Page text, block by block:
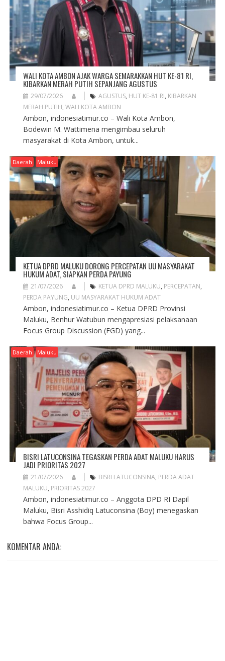
O
N
WALI KOTA AMBON AJAK WARGA SEMARAKKAN HUT KE-81 RI,
KIBARKAN MERAH PUTIH SEPANJANG AGUSTUS
29/07/2026 AGUSTUS, HUT KE-81 RI, KIBARKAN
MERAH PUTIH, WALI KOTA AMBON
Ambon, indonesiatimur.co – Wali Kota Ambon,
Bodewin M. Wattimena mengimbau seluruh
masyarakat di Kota Ambon, untuk...
Daerah Maluku
KETUA DPRD MALUKU DORONG PERCEPATAN UU MASYARAKAT
HUKUM ADAT, SIAPKAN PERDA PAYUNG
21/07/2026 KETUA DPRD MALUKU, PERCEPATAN,
PERDA PAYUNG, UU MASYARAKAT HUKUM ADAT
Ambon, indonesiatimur.co – Ketua DPRD Provinsi
Maluku, Benhur Watubun mengapresiasi pelaksanaan
Focus Group Discussion (FGD) yang...
Daerah Maluku
BISRI LATUCONSINA TEGASKAN PERDA ADAT MALUKU HARUS
JADI PRIORITAS 2027
21/07/2026 BISRI LATUCONSINA, PERDA ADAT
MALUKU, PRIORITAS 2027
Ambon, indonesiatimur.co – Anggota DPD RI Dapil
Maluku, Bisri Asshidiq Latuconsina (Boy) menegaskan
bahwa Focus Group...
KOMENTAR ANDA: